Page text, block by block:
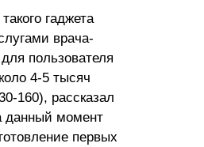
гаджета
врача-
для пользователя
4-5 тысяч
160), рассказал
данный момент
первых